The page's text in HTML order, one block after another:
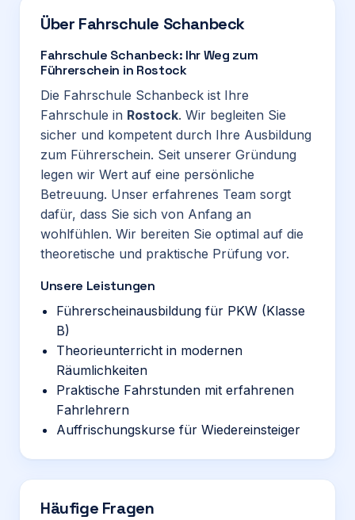
Über Fahrschule Schanbeck
Fahrschule Schanbeck: Ihr Weg zum
Führerschein in Rostock
Die Fahrschule Schanbeck ist Ihre
Fahrschule in Rostock. Wir begleiten Sie
sicher und kompetent durch Ihre Ausbildung
zum Führerschein. Seit unserer Gründung
legen wir Wert auf eine persönliche
Betreuung. Unser erfahrenes Team sorgt
dafür, dass Sie sich von Anfang an
wohlfühlen. Wir bereiten Sie optimal auf die
theoretische und praktische Prüfung vor.
Unsere Leistungen
Führerscheinausbildung für PKW (Klasse
B)
Theorieunterricht in modernen
Räumlichkeiten
Praktische Fahrstunden mit erfahrenen
Fahrlehrern
Auffrischungskurse für Wiedereinsteiger
Häufige Fragen